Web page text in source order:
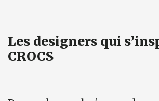
Les designers qui
CROCS